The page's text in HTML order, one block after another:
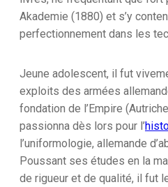
Akademie (1880) et s’y
perfectionnement dans les
Jeune adolescent, il fut
exploits des armées
fondation de l’Empire
passionna dès lors pour l’
l’uniformologie, allemande
Poussant ses études en la
de rigueur et de qualité, il fut